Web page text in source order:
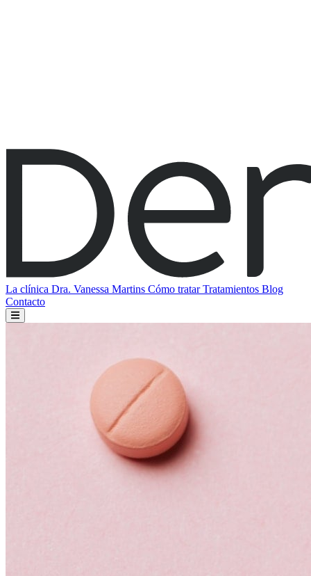
La clínica Dra. Vanessa Martins Cómo tratarTratamientos Blog
Contacto